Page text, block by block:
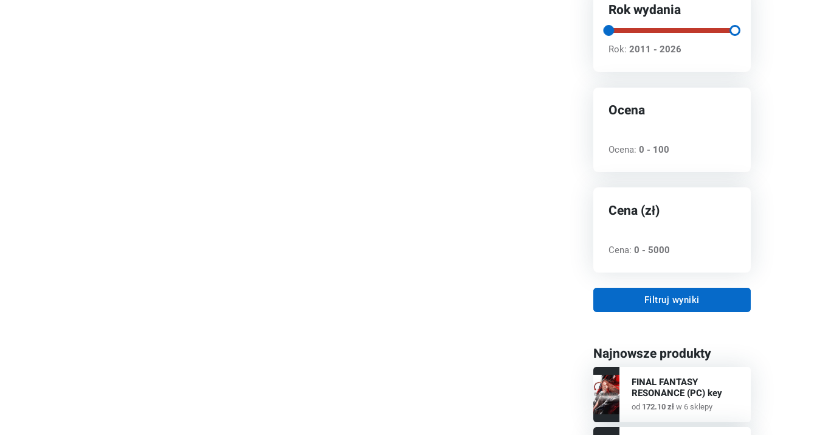
Rok wydania
Rok:2011 - 2026
Ocena
Ocena:0 - 100
Cena (zł)
Cena:0 - 5000
Filtruj wyniki
Najnowsze produkty
FINAL FANTASY
RESONANCE (PC) key
od 172.10 złw 6 sklepy